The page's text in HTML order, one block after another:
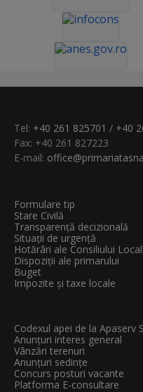
Tel: +40 261 825701 / +40
Fax: +40 261 827223
E-mail:
Formulare tip
Stare Civilă
Transparenţă decizională
Situații de urgență
Hotărâri ale Consiliului Local
Dispoziții ale primarului
Buget
Impozite și taxe locale
Codexul apei de la Apaserv
Anunțuri interes general
Vânzări terenuri
Anunțuri sedințe
Concurs posturi vacante
Platforma E-consultare